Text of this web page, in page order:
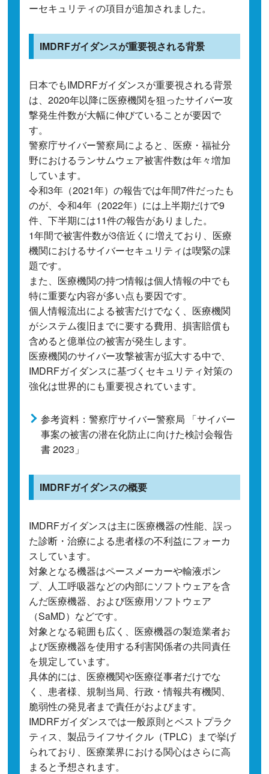
ーセキュリティの項目が追加されました。
IMDRFガイダンスが重要視される背景
日本でもIMDRFガイダンスが重要視される背景
は、2020年以降に医療機関を狙ったサイバー攻
撃発生件数が大幅に伸びていることが要因で
す。
警察庁サイバー警察局によると、医療・福祉分
野におけるランサムウェア被害件数は年々増加
しています。
令和3年（2021年）の報告では年間7件だったも
のが、令和4年（2022年）には上半期だけで9
件、下半期には11件の報告がありました。
1年間で被害件数が3倍近くに増えており、医療
機関におけるサイバーセキュリティは喫緊の課
題です。
また、医療機関の持つ情報は個人情報の中でも
特に重要な内容が多い点も要因です。
個人情報流出による被害だけでなく、医療機関
がシステム復旧までに要する費用、損害賠償も
含めると億単位の被害が発生します。
医療機関のサイバー攻撃被害が拡大する中で、
IMDRFガイダンスに基づくセキュリティ対策の
強化は世界的にも重要視されています。
参考資料：警察庁サイバー警察局 「サイバー
事案の被害の潜在化防止に向けた検討会報告
書 2023」
IMDRFガイダンスの概要
IMDRFガイダンスは主に医療機器の性能、誤っ
た診断・治療による患者様の不利益にフォーカ
スしています。
対象となる機器はペースメーカーや輸液ポン
プ、人工呼吸器などの内部にソフトウェアを含
んだ医療機器、および医療用ソフトウェア
（SaMD）などです。
対象となる範囲も広く、医療機器の製造業者お
よび医療機器を使用する利害関係者の共同責任
を規定しています。
具体的には、医療機関や医療従事者だけでな
く、患者様、規制当局、行政・情報共有機関、
脆弱性の発見者まで責任がおよびます。
IMDRFガイダンスでは一般原則とベストプラク
ティス、製品ライフサイクル（TPLC）まで挙げ
られており、医療業界における関心はさらに高
まると予想されます。